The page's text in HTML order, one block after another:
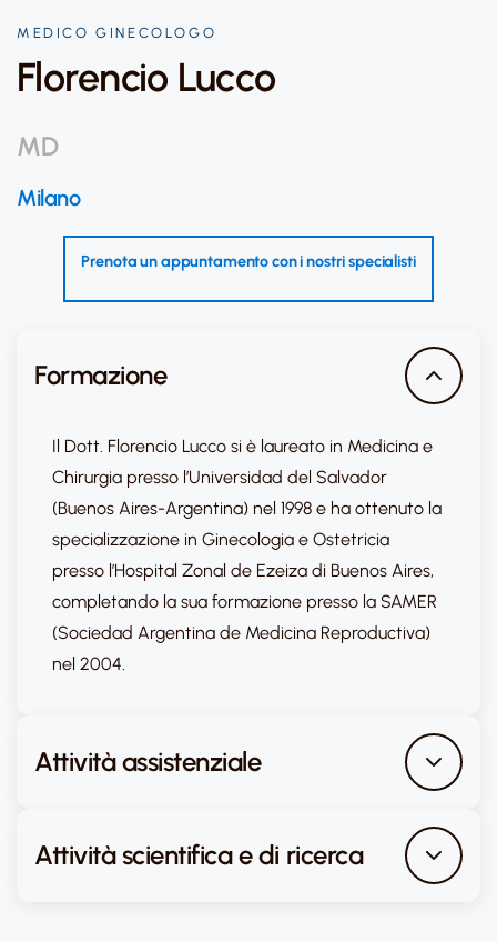
MEDICO GINECOLOGO
Florencio Lucco
MD
Milano
Prenota un appuntamento con i nostri specialisti
Formazione
Il Dott. Florencio Lucco si è laureato in Medicina e
Chirurgia presso l’Universidad del Salvador
(Buenos Aires-Argentina) nel 1998 e ha ottenuto la
specializzazione in Ginecologia e Ostetricia
presso l’Hospital Zonal de Ezeiza di Buenos Aires,
completando la sua formazione presso la SAMER
(Sociedad Argentina de Medicina Reproductiva)
nel 2004.
Attività assistenziale
Attività scientifica e di ricerca